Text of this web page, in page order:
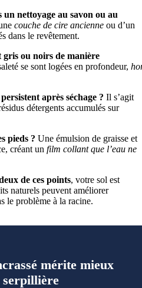
nettoyage au savon ou au
couche de cire ancienne ou d’un
dans le revêtement.
ou noirs de manière
se sont logées en profondeur,
après séchage ? Il s’agit
détergents accumulés sur
pieds ? Une émulsion de graisse et
créant unfilm collant que l’eau ne
de ces points, votre sol est
naturels peuvent améliorer
le problème à la racine.
mérite mieux
serpillière